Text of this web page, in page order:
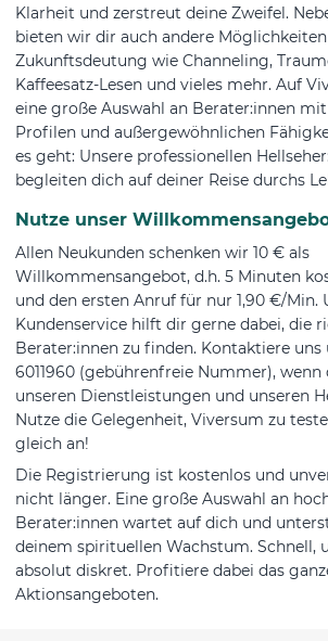
Klarheit und zerstreut deine Zweifel.
bieten wir dir auch andere
Zukunftsdeutung wie Channeling,
Kaffeesatz-Lesen und vieles mehr. Auf
eine große Auswahl an Berater:innen
Profilen und außergewöhnlichen
es geht: Unsere professionellen
begleiten dich auf deiner Reise durchs
Nutze unser
Allen Neukunden schenken wir 10 € als
Willkommensangebot, d.h. 5 Minuten
und den ersten Anruf für nur 1,90 €/Min.
Kundenservice hilft dir gerne dabei, die
Berater:innen zu finden. Kontaktiere
6011960 (gebührenfreie Nummer), wenn
unseren Dienstleistungen und unseren
Nutze die Gelegenheit, Viversum zu
gleich an!
Die Registrierung ist kostenlos und
nicht länger. Eine große Auswahl an
Berater:innen wartet auf dich und
deinem spirituellen Wachstum. Schnell,
absolut diskret. Profitiere dabei das
Aktionsangeboten.